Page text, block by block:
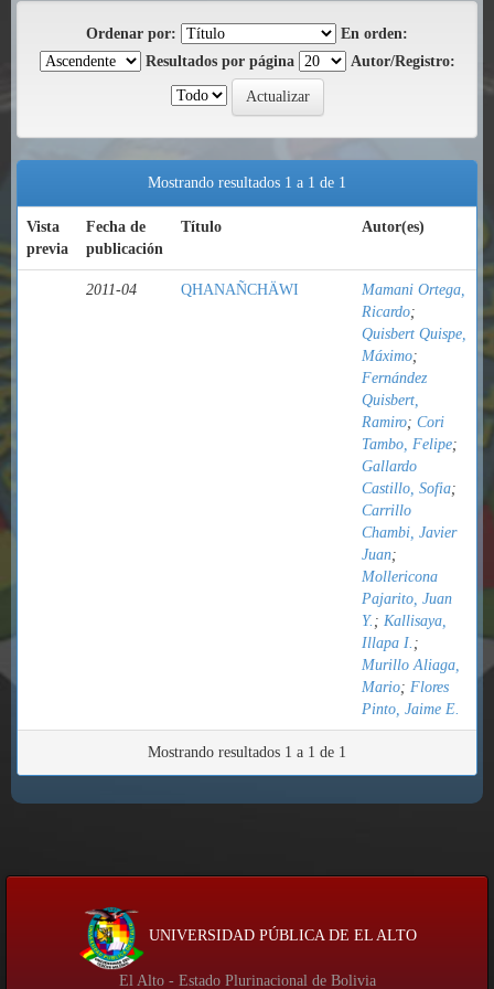
Ordenar por:
En orden:
Resultados por página
Autor/Registro:
Mostrando resultados 1 a 1 de 1
Vista
previa
Fecha de
publicación
Título Autor(es)
2011-04 QHANAÑCHÄWI
Mamani Ortega,
Ricardo;
Quisbert Quispe,
Máximo;
Fernández
Quisbert,
Ramiro; Cori
Tambo, Felipe;
Gallardo
Castillo, Sofia;
Carrillo
Chambi, Javier
Juan;
Mollericona
Pajarito, Juan
Y. ; Kallisaya,
Illapa I. ;
Murillo Aliaga,
Mario; Flores
Pinto, Jaime E.
Mostrando resultados 1 a 1 de 1
UNIVERSIDAD PÚBLICA DE EL ALTO
El Alto - Estado Plurinacional de Bolivia